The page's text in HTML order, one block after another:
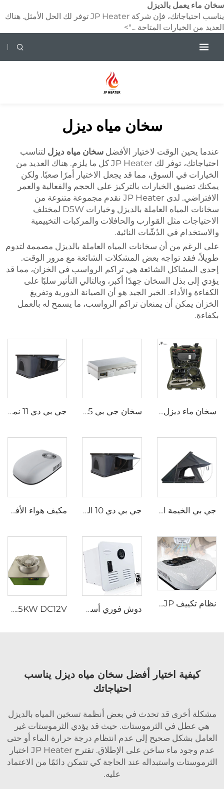
ماء يعمل بالديزل
يناسب احتياجاتك، فإن شركة JP Heater توفر لك الحل الأمثل. هناك
من الخيارات المتاحة ...">
سخان مياه ديزل
عندما يحين الوقت لاختيار الأفضل سخان مياه ديزل لتناسب
احتياجاتك، توفر لك JP Heater كل ما يلزم. هناك العديد من
الخيارات في السوق، مما قد يجعل الاختيار أمرًا صعبًا. ولكن
يمكنك تضييق الخيارات بالتركيز على الحجم والفعالية والعمر
الافتراضي. لدى JP Heater نقدم مجموعة متنوعة من
سخانات المياه العاملة بالديزل وخيارات D5W لمختلف
الاحتياجات مثل القوارب والحافلات والمركبات التخييمية
والاستخدام في الدُشّات النائية.
على الرغم من أن سخانات المياه العاملة بالديزل مصممة لتدوم
طويلاً، فقد تواجه بعض المشكلات الشائعة مع مرور الوقت.
إحدى المشاكل الشائعة هي تراكم الرواسب في الخزان، مما قد
يؤدي إلى بذل السخان جهدًا أكبر، وبالتالي التأثير سلبًا على
الكفاءة والأداء. الخبر الجيد هو أن الصيانة الدورية وتفريغ
الخزان يمكن أن يمنعان تراكم الرواسب، ما يسمح له بالعمل
بكفاءة.
سخان ماء ديزل هوائي عالمي 2kw كل شيء في واحد 12V و 24V سخان هوائي ديزل للوقوف خيمة محمولة سخان ديزل للتخييم سخان جي بي 4.5 كيلوواط مقلاة ديزل محمولة موقد 12 فولت مقلاة ديزل جي بي دي 11 نمط جديد سقف العرش الألومنيوم الصلب القشرة المثلثية القشرة المفصلية سيارة سقف العرش
جي بي الخيمة الجديدة في الهواء الطلق سهلة التثبيت الألومنيوم كلامشيل سيارات الأجرة 3 شخص خيمة سطحية أستراليا خيمة سطحية صلبة جي بي دي 10 الخيمة الخارجيّة قابلة للطيّ خيمة صلبة الصدّقة سقف أعلى خيمة سيارات سيارات ذات سيارات ذات طراز سيارات خارج الطريق مكيف هواء الأفضل مبيعًا لوقوف السيارات، مكيف هواء مثبت على السقف بجهد 115 فولت للشاحنات، مكيف هواء ومبرد بتردد 60 هرتز
نظام تكييف JP بجهد 24 فولت تيار متردد على سطح الشاحنات، مكيف هواء كهربائي 12 فولت للشاحنات
دوش فوري أسود أبيض باب ومشغل عن بعد RV سخان مياه غازي بدون خزان JP 4.5KW DC12V ديزل موقد وقود محمول للشاحنة كامبر سيارة محمولة قافلة RV موقد الديزل
كيفية اختيار أفضل سخان مياه ديزل يناسب
احتياجاتك
مشكلة أخرى قد تحدث في بعض أنظمة تسخين المياه بالديزل
هي عطل في الثرموستات. حيث قد يؤدي الثرموستات غير
العامل بشكل صحيح إلى عدم انتظام درجة حرارة الماء أو حتى
عدم وجود ماء ساخن على الإطلاق. تقترح JP Heater اختبار
الثرموستات واستبداله عند الحاجة كي تتمكن دائمًا من الاعتماد
عليه.